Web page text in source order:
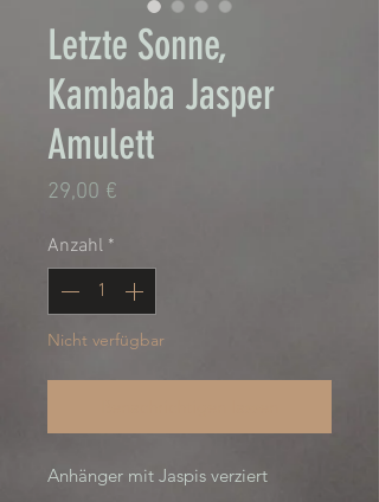
Letzte Sonne,
Kambaba Jasper
Amulett
29,00 €
Anzahl *
Nicht verfügbar
Anhänger mit Jaspis verziert